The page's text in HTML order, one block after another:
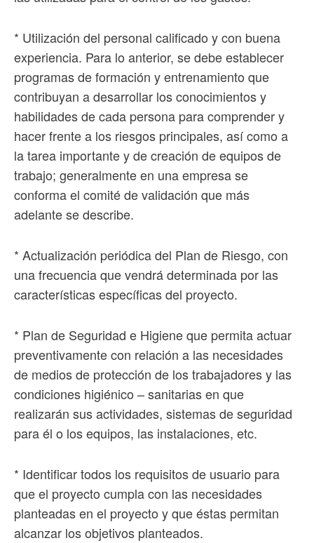
* Utilización del personal calificado y con buena
experiencia. Para lo anterior, se debe establecer
programas de formación y entrenamiento que
contribuyan a desarrollar los conocimientos y
habilidades de cada persona para comprender y
hacer frente a los riesgos principales, así como a
la tarea importante y de creación de equipos de
trabajo; generalmente en una empresa se
conforma el comité de validación que más
adelante se describe.
* Actualización periódica del Plan de Riesgo, con
una frecuencia que vendrá determinada por las
características específicas del proyecto.
* Plan de Seguridad e Higiene que permita actuar
preventivamente con relación a las necesidades
de medios de protección de los trabajadores y las
condiciones higiénico – sanitarias en que
realizarán sus actividades, sistemas de seguridad
para él o los equipos, las instalaciones, etc.
* Identificar todos los requisitos de usuario para
que el proyecto cumpla con las necesidades
planteadas en el proyecto y que éstas permitan
alcanzar los objetivos planteados.